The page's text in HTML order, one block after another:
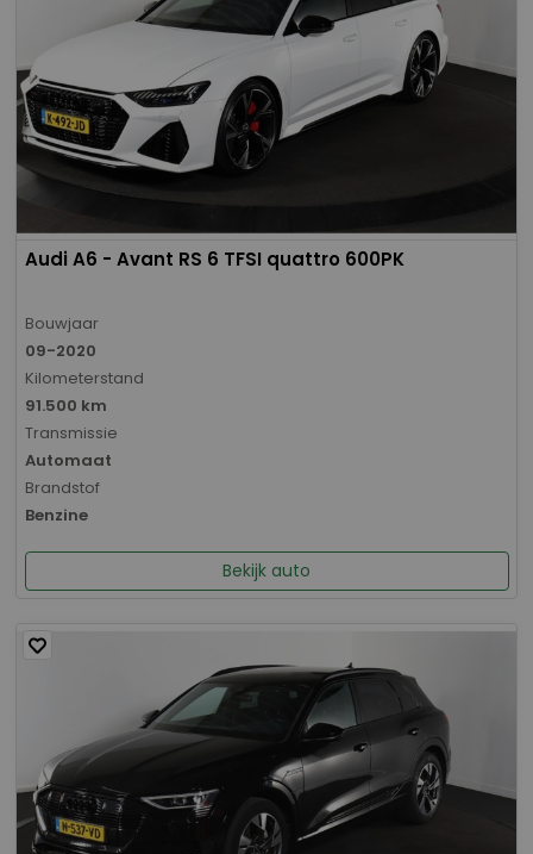
Audi A6 - Avant RS 6 TFSI quattro 600PK
Bouwjaar
09-2020
Kilometerstand
91.500 km
Transmissie
Automaat
Brandstof
Benzine
Bekijk auto